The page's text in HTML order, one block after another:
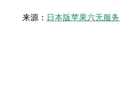
来源： 日本版苹果六无服